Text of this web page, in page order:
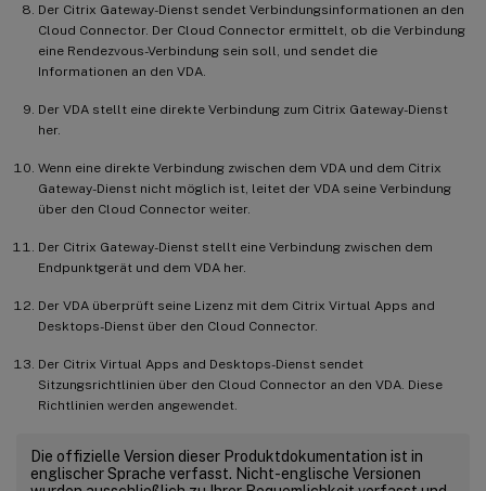
Der Citrix Gateway-Dienst sendet Verbindungsinformationen an den
Cloud Connector. Der Cloud Connector ermittelt, ob die Verbindung
eine Rendezvous-Verbindung sein soll, und sendet die
Informationen an den VDA.
Der VDA stellt eine direkte Verbindung zum Citrix Gateway-Dienst
her.
Wenn eine direkte Verbindung zwischen dem VDA und dem Citrix
Gateway-Dienst nicht möglich ist, leitet der VDA seine Verbindung
über den Cloud Connector weiter.
Der Citrix Gateway-Dienst stellt eine Verbindung zwischen dem
Endpunktgerät und dem VDA her.
Der VDA überprüft seine Lizenz mit dem Citrix Virtual Apps and
Desktops-Dienst über den Cloud Connector.
Der Citrix Virtual Apps and Desktops-Dienst sendet
Sitzungsrichtlinien über den Cloud Connector an den VDA. Diese
Richtlinien werden angewendet.
Die offizielle Version dieser Produktdokumentation ist in
englischer Sprache verfasst. Nicht-englische Versionen